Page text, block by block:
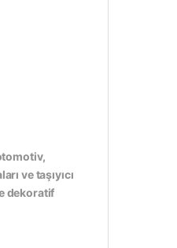
ve taşıyıcı
dekoratif